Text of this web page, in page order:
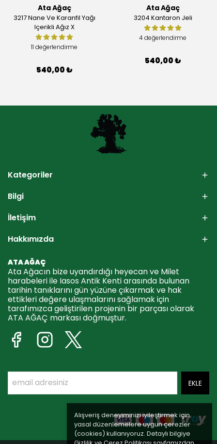
Alışveriş deneyiminizi iyileştirmek için
yasal düzenlemelere uygun çerezler
(cookies) kullanıyoruz. Detaylı bilgiye
Ata Ağaç
3217 Nane Ve Karanfil Yağı
Içerikli Ağız X
11 değerlendirme
540,00 ₺
Ata Ağaç
3204 Kantaron Jeli
4 değerlendirme
540,00 ₺
Kategoriler
Bilgi
İletişim
Hakkımızda
ATA AĞAÇ
Ata Ağacın bize uyandırdığı heyecan ve Milet
harabeleri ile Iasos Antik Kenti arasında bulunan
tarihin tanıklarını gün yüzüne çıkarmak ve hak
ettikleri değere ulaşmalarını sağlamak için
tarafımızca geliştirilen projenin bir parçası olarak
ATA AĞAÇ markası doğmuştur.
EKLE